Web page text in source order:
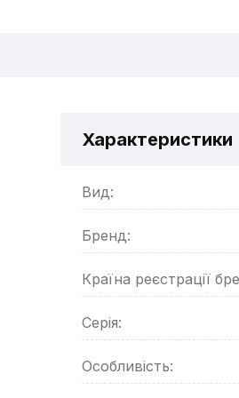
Характеристики
Вид:
Бренд:
Країна реєстрації
Серія:
Особливість: